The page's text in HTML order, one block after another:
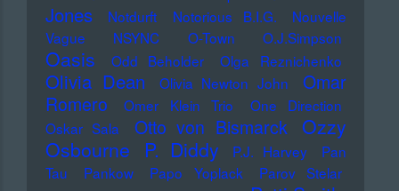
Jones
Notdurft Notorious B.I.G.
Nouvelle
Vague
NSYNC O-Town O.J.Simpson
Oasis Odd Beholder Olga Reznichenko
Olivia Dean Olivia Newton John
Omar
Romero
Omer Klein Trio
One Direction
Oskar Sala
Otto von Bismarck Ozzy
Osbourne
P. Diddy P.J. Harvey
Pan
Tau
Pankow Papo Yoplack
Parov Stelar